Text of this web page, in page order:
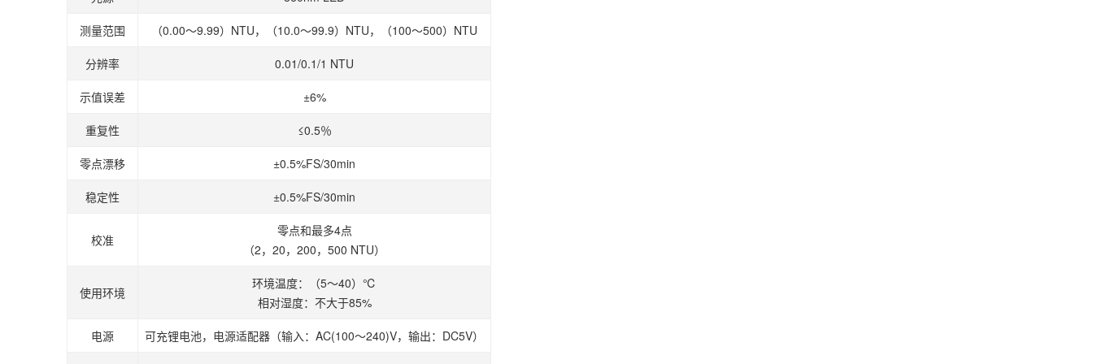
测量范围 （0.00～9.99）NTU，（10.0～99.9）NTU，（100～500）NTU
分辨率 0.01/0.1/1 NTU
示值误差 ±6%
重复性 ≤0.5％
零点漂移 ±0.5%FS/30min
稳定性 ±0.5%FS/30min
校准
零点和最多4点
（2，20，200，500 NTU）
使用环境
环境温度：（5～40）℃
相对湿度：不大于85%
电源 可充锂电池，电源适配器（输入：AC(100～240)V，输出：DC5V）